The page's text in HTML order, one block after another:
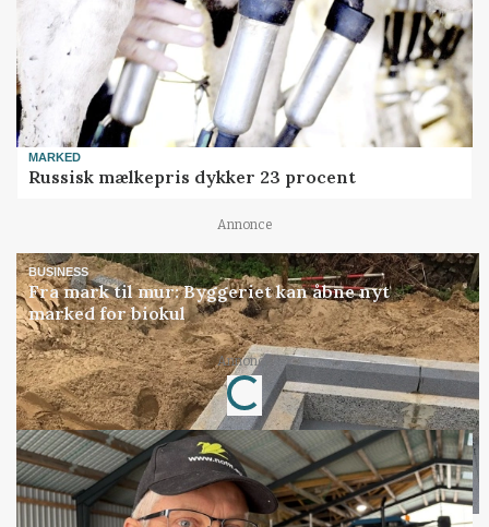
MARKED
Russisk mælkepris dykker 23 procent
Annonce
BUSINESS
Fra mark til mur: Byggeriet kan åbne nyt
marked for biokul
Annonce
Loading...